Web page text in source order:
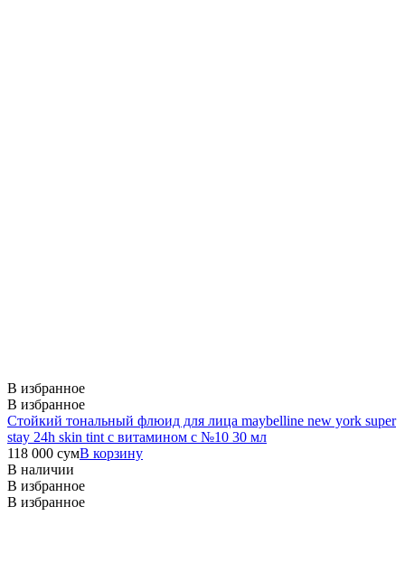
В избранное
В избранное
Стойкий тональный флюид для лица maybelline new york super
stay 24h skin tint с витамином с №10 30 мл
118 000 сумВ корзину
В наличии
В избранное
В избранное